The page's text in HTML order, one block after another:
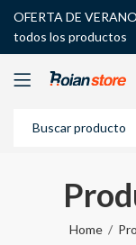
OFERTA DE
todos los productos
Home